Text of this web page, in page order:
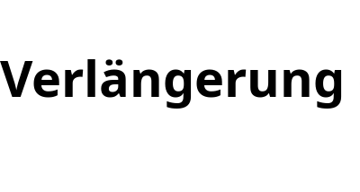
Verlängerung